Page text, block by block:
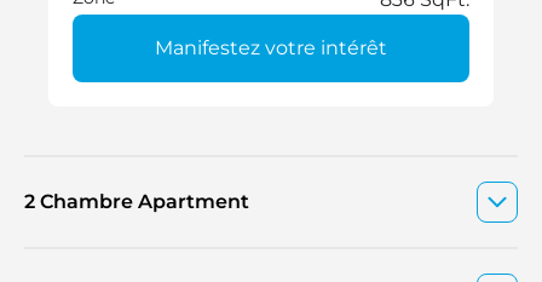
Manifestez votre intérêt
2 Chambre Apartment